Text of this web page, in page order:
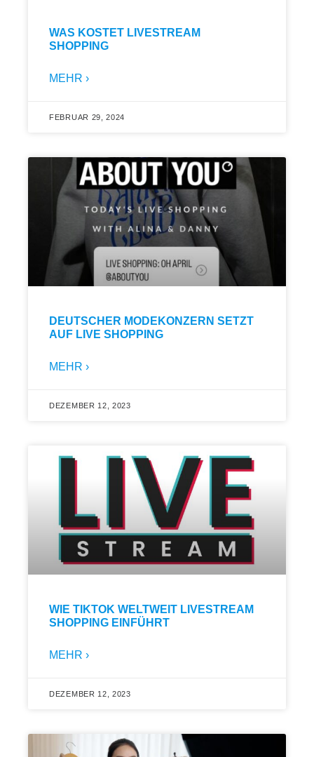
WAS KOSTET LIVESTREAM
SHOPPING
MEHR ›
FEBRUAR 29, 2024
DEUTSCHER MODEKONZERN SETZT
AUF LIVE SHOPPING
MEHR ›
DEZEMBER 12, 2023
WIE TIKTOK WELTWEIT LIVESTREAM
SHOPPING EINFÜHRT
MEHR ›
DEZEMBER 12, 2023